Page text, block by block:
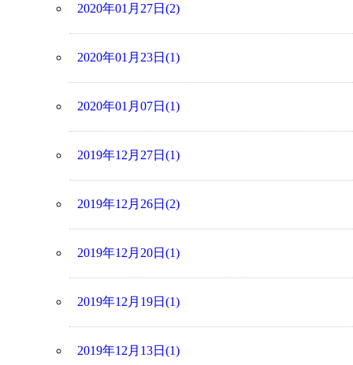
2020年01月27日(2)
2020年01月23日(1)
2020年01月07日(1)
2019年12月27日(1)
2019年12月26日(2)
2019年12月20日(1)
2019年12月19日(1)
2019年12月13日(1)